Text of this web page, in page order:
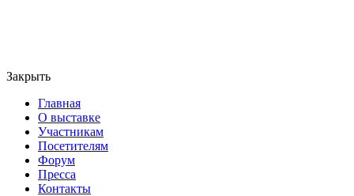
Закрыть
Главная
О выставке
Участникам
Посетителям
Форум
Пресса
Контакты